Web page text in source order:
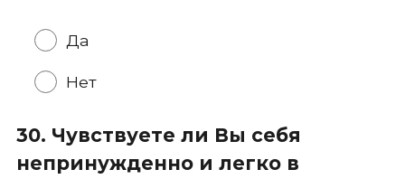
Да
Нет
30. Чувствуете ли Вы себя
непринужденно и легко в